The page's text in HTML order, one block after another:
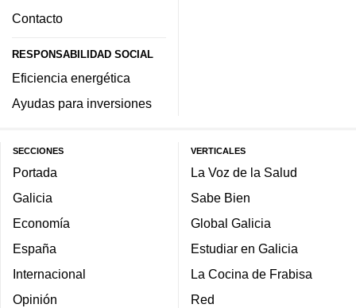
Contacto
RESPONSABILIDAD SOCIAL
Eficiencia energética
Ayudas para inversiones
SECCIONES
Portada
Galicia
Economía
España
Internacional
Opinión
VERTICALES
La Voz de la Salud
Sabe Bien
Global Galicia
Estudiar en Galicia
La Cocina de Frabisa
Red